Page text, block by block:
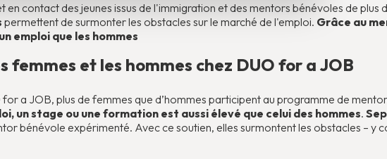
contact des jeunes issus de l'immigration et des mentors bénévoles de plus
permettent de surmonter les obstacles sur le marché de l'emploi. Grâce au
emploi que les hommes
femmes et les hommes chez DUO for a JOB
for a JOB, plus de femmes que d’hommes participent au programme de
un stage ou une formation est aussi élevé que celui des hommes.
bénévole expérimenté. Avec ce soutien, elles surmontent les obstacles – y